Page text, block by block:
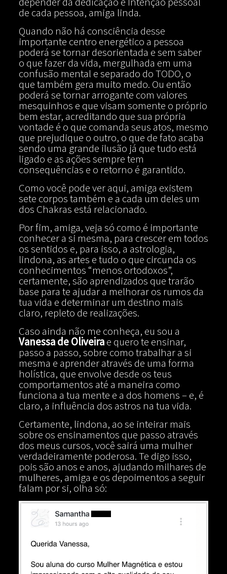
de cada pessoa, amiga linda.
Quando não há consciência desse
importante centro energético a pessoa
poderá se tornar desorientada e sem saber
o que fazer da vida, mergulhada em uma
confusão mental e separado do TODO, o
que também gera muito medo. Ou então
poderá se tornar arrogante com valores
mesquinhos e que visam somente o próprio
bem estar, acreditando que sua própria
vontade é o que comanda seus atos, mesmo
que prejudique o outro, o que de fato acaba
sendo uma grande ilusão já que tudo está
ligado e as ações sempre tem
consequências e o retorno é garantido.
Como você pode ver aqui, amiga existem
sete corpos também e a cada um deles um
dos Chakras está relacionado.
Por fim, amiga, veja só como é importante
conhecer a si mesma, para crescer em todos
os sentidos e, para isso, a astrologia,
lindona, as artes e tudo o que circunda os
conhecimentos “menos ortodoxos”,
certamente, são aprendizados que trarão
base para te ajudar a melhorar os rumos da
tua vida e determinar um destino mais
claro, repleto de realizações.
Caso ainda não me conheça, eu sou a
Vanessa de Oliveirae quero te ensinar,
passo a passo, sobre como trabalhar a si
mesma e aprender através de uma forma
holística, que envolve desde os teus
comportamentos até a maneira como
funciona a tua mente e a dos homens – e, é
claro, a influência dos astros na tua vida.
Certamente, lindona, ao se inteirar mais
sobre os ensinamentos que passo através
dos meus cursos, você sairá uma mulher
verdadeiramente poderosa. Te digo isso,
pois são anos e anos, ajudando milhares de
mulheres, amiga e os depoimentos a seguir
falam por si, olha só: